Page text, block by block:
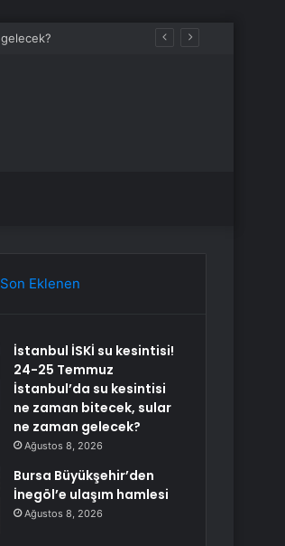
Son Eklenen
İstanbul İSKİ su kesintisi!
24-25 Temmuz
İstanbul’da su kesintisi
ne zaman bitecek, sular
ne zaman gelecek?
Ağustos 8, 2026
Bursa Büyükşehir’den
İnegöl’e ulaşım hamlesi
Ağustos 8, 2026